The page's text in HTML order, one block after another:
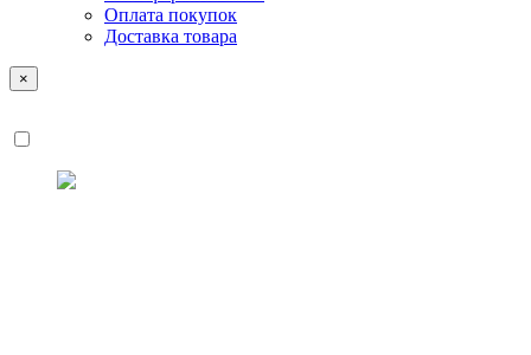
Оплата покупок
Доставка товара
×